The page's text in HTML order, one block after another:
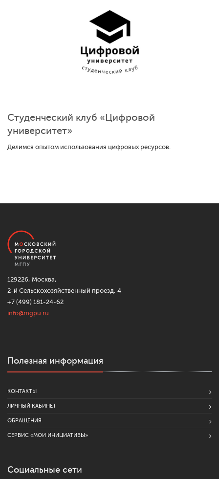
Студенческий клуб «Цифровой
университет»
Делимся опытом использования цифровых ресурсов.
129226, Москва,
2-й Сельскохозяйственный проезд, 4
+7 (499) 181-24-62
info@mgpu.ru
Полезная информация
КОНТАКТЫ
ЛИЧНЫЙ КАБИНЕТ
ОБРАЩЕНИЯ
СЕРВИС «МОИ ИНИЦИАТИВЫ»
Социальные сети